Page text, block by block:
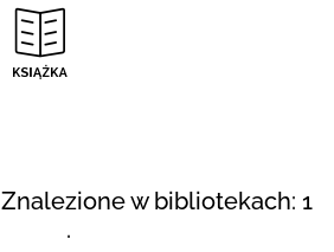
Znalezione w bibliotekach: 1
.